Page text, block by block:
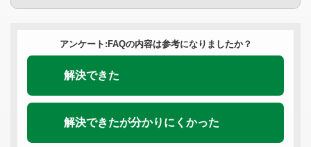
アンケート:FAQの内容は参考になりましたか？
解決できた
解決できたが分かりにくかった